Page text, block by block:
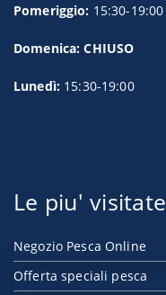
Pomeriggio: 15:30-19:00
Domenica: CHIUSO
Lunedì: 15:30-19:00
Le piu' visitate
Negozio Pesca Online
Offerta speciali pesca